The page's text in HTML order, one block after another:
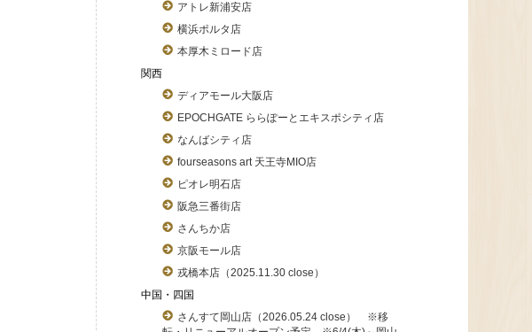
アトレ新浦安店
横浜ポルタ店
本厚木ミロード店
関西
ディアモール大阪店
EPOCHGATE ららぽーとエキスポシティ店
なんばシティ店
fourseasons art 天王寺MIO店
ピオレ明石店
阪急三番街店
さんちか店
京阪モール店
戎橋本店（2025.11.30 close）
中国・四国
さんすて岡山店（2026.05.24 close） ※移